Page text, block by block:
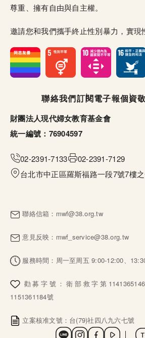
尊重、擁有自由與自主權。
邀請您和我們攜手終止性別暴力，實現
聯絡我們訂閱電子報個資
財團法人現代婦女教育基金會
統一編號：76904597
02-2391-7133
02-2391-7129
台北市中正區羅斯福路一段7號7樓
聯絡信箱： mwf@38.org.tw
意見反映： mwf_service@38.org.tw
服務時間：周一至周五 9:00-12:00、
勸募字號：衛部救字第
1151361184號
立案核准文號：台(79)社四八九六七號